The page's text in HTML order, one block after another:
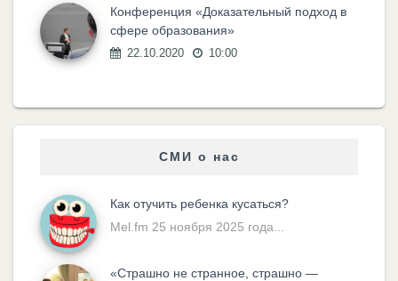
Конференция «Доказательный подход в
сфере образования»
22.10.2020 10:00
СМИ о нас
Как отучить ребенка кусаться?
Mel.fm 25 ноября 2025 года...
«Cтрашно не странное, страшно —